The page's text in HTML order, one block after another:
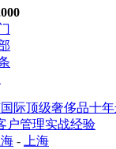
海 -
上海